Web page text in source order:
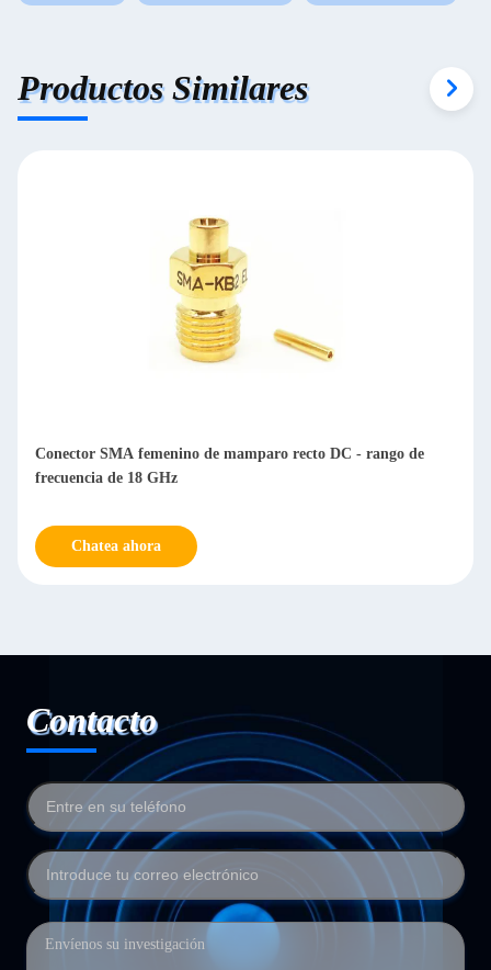
Productos Similares
Conector SMA femenino de mamparo recto DC - rango de
frecuencia de 18 GHz
Chatea ahora
Contacto